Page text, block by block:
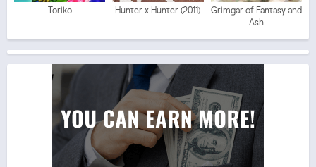
Toriko Hunter x Hunter (2011)
Grimgar of Fantasy and
Ash